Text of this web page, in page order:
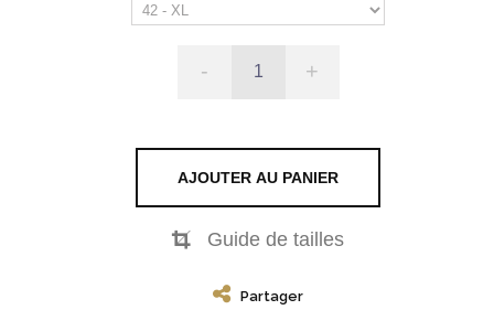
- +
AJOUTER AU PANIER
Guide de tailles
Partager